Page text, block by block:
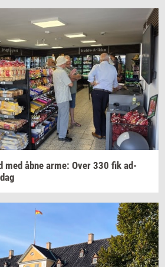
med åbne arme: Over 330 fik ad­
dag